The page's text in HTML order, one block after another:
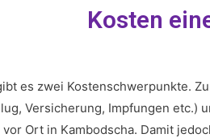
Kosten
es zwei Kostenschwerpunkte.
Versicherung, Impfungen etc.)
Ort in Kambodscha. Damit